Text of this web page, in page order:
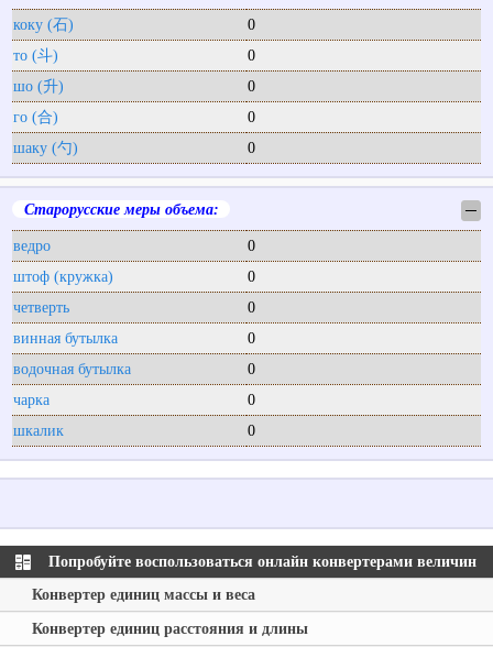
коку (石)
0
то (斗)
0
шо (升)
0
го (合)
0
шаку (勺)
0
Старорусские меры объема: ─
ведро
0
штоф (кружка)
0
четверть
0
винная бутылка
0
водочная бутылка
0
чарка
0
шкалик
0
Попробуйте воспользоваться онлайн конвертерами величин
Конвертер единиц массы и веса
Конвертер единиц расстояния и длины